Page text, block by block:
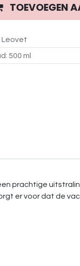
TOEVOEGEN
Leovet
: 500 ml
prachtige
er voor dat de